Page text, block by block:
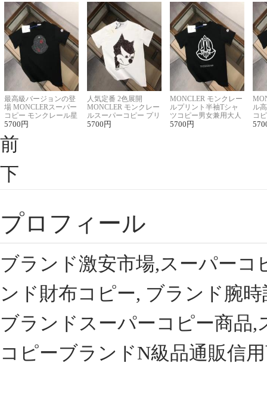
最高級バージョンの登
場 MONCLERスーパー
コピー モンクレール星
座半袖Tシャツ
5700 円
人気定番 2色展開
MONCLER モンクレー
ルスーパーコピー プリ
ント半袖Tシャツ
5700 円
MONCLER モンクレー
ルプリント半袖Tシャ
ツコピー男女兼用大人
可愛い春夏コーデ
5700 円
ル
コ
ィ
前
下
プロフィール
ブランド激安市場,スーパー
ンド財布コピー, ブランド腕
ブランドスーパーコピー商品
コピーブランドN級品通販信